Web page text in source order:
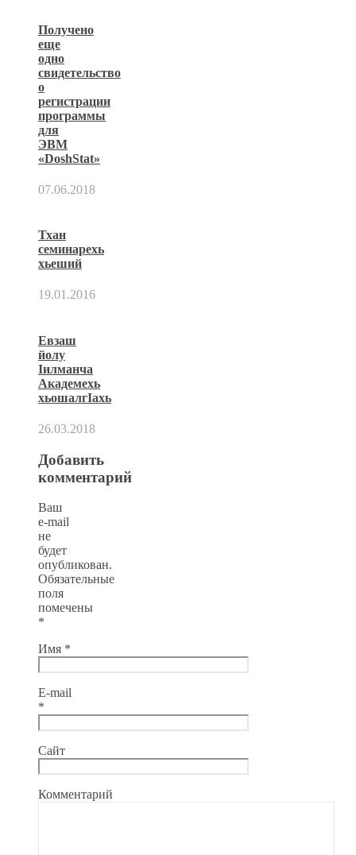
Получено
еще
одно
свидетельство
о
регистрации
программы
для
ЭВМ
«DoshStat»
07.06.2018
Тхан
семинарехь
хьеший
19.01.2016
Евзаш
йолу
Ӏилманча
Академехь
хьошалгӀахь
26.03.2018
Добавить
комментарий
Ваш
e-mail
не
будет
опубликован.
Обязательные
поля
помечены
*
Имя *
E-mail
*
Сайт
Комментарий